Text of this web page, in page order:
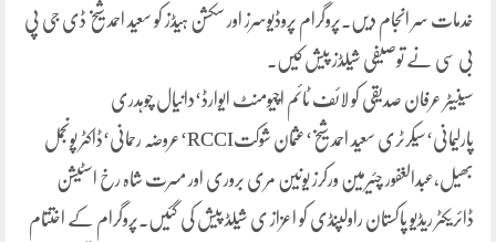
خدمات سر انجام دیں۔پروگرام پروڈیوسرز اور سکشن ہیڈز کو سعید احمد شیخ ڈی جی پی
بی سی نے توصیفی شیلڈز پیش کیں۔
سینیٹر عرفان صدیقی کو لائف ٹائم اچیومنٹ ایوارڈ‘دانیال چوہدری
پارلیمانی‘سیکرٹری سعید احمد شیخ‘عثمان شوکتRCCI‘عروضہ رحمانی‘ڈاکٹر پونجمل
بھیل،عبدالغفور چئیرمین ورکرز یونین مری بروری اور مسرت شاہ رخ اسٹیشن
ڈائریکٹر ریڈیو پاکستان راولپنڈی کو اعزاز ی شیلڈ پیش کی گئیں۔پروگرام کے اختتام